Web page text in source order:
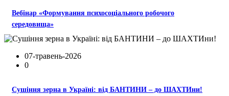
Вебінар «Формування психосоціального робочого
середовища»
07-травень-2026
0
Сушіння зерна в Україні: від БАНТИНИ – до ШАХТИни!